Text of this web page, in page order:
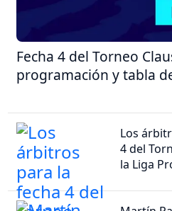
Fecha 4 del Torneo
programación y tabla
Los
4 del
la Liga